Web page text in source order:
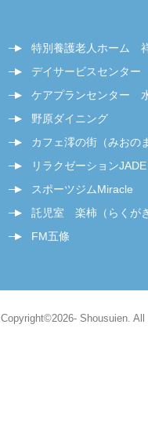
特別養護老人ホーム
デイサービスセンタ
ケアプランセンター
野原ダイニング
カフェ澪の街（みおの
リラクゼーションJADE
スポーツジムMiracle
託児室 楽柿（らくが
FM五條
Copyright©2026- Shousuien.